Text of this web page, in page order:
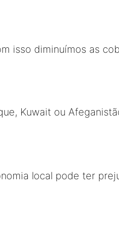
isso diminuímos as
Kuwait ou
local pode ter